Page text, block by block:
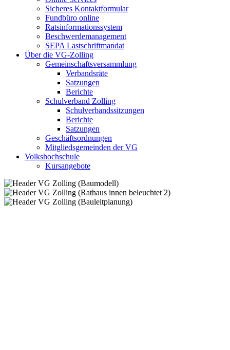
Sicheres Kontaktformular
Fundbüro online
Ratsinformationssystem
Beschwerdemanagement
SEPA Lastschriftmandat
Über die VG-Zolling
Gemeinschaftsversammlung
Verbandsräte
Satzungen
Berichte
Schulverband Zolling
Schulverbandssitzungen
Berichte
Satzungen
Geschäftsordnungen
Mitgliedsgemeinden der VG
Volkshochschule
Kursangebote